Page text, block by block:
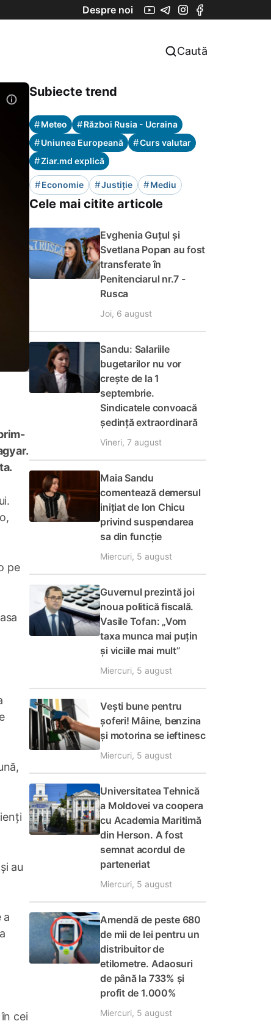
Despre noi
Caută
pe
au
a
cei
Subiecte trend
#Meteo #Război Rusia - Ucraina
#Uniunea Europeană #Curs valutar
#Ziar.md explică
#Economie #Justiție #Mediu
Cele mai citite articole
Evghenia Guțul și
Svetlana Popan au fost
transferate în
Penitenciarul nr.7 -
Rusca
Joi, 6 august
Sandu: Salariile
bugetarilor nu vor
crește de la 1
septembrie.
Sindicatele convoacă
ședință extraordinară
Vineri, 7 august
Maia Sandu
comentează demersul
inițiat de Ion Chicu
privind suspendarea
sa din funcție
Miercuri, 5 august
Guvernul prezintă joi
noua politică fiscală.
Vasile Tofan: „Vom
taxa munca mai puțin
și viciile mai mult”
Miercuri, 5 august
Vești bune pentru
șoferi! Mâine, benzina
și motorina se ieftinesc
Miercuri, 5 august
Universitatea Tehnică
a Moldovei va coopera
cu Academia Maritimă
din Herson. A fost
semnat acordul de
parteneriat
Miercuri, 5 august
Amendă de peste 680
de mii de lei pentru un
distribuitor de
etilometre. Adaosuri
de până la 733% și
profit de 1.000%
Miercuri, 5 august